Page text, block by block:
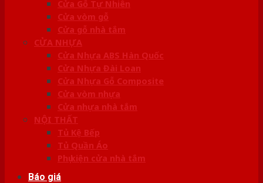
Cửa Gỗ Tự Nhiên
Cửa vòm gỗ
Cửa gỗ nhà tắm
CỬA NHỰA
Cửa Nhựa ABS Hàn Quốc
Cửa Nhựa Đài Loan
Cửa Nhựa Gỗ Composite
Cửa vòm nhựa
Cửa nhựa nhà tắm
NỘI THẤT
Tủ Kệ Bếp
Tủ Quần Áo
Phụ kiện cửa nhà tắm
Báo giá